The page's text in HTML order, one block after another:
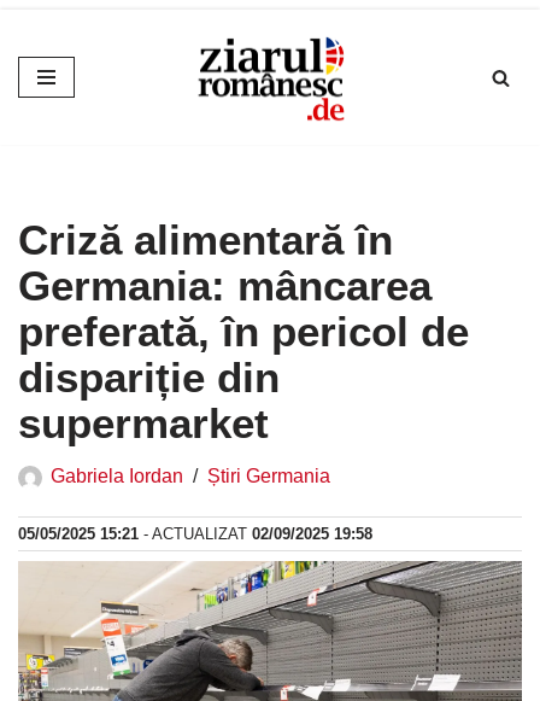
Sari
la
Criză alimentară în
Germania: mâncarea
preferată, în pericol de
dispariție din
supermarket
Gabriela Iordan Știri Germania
05/05/2025 15:21 - ACTUALIZAT 02/09/2025 19:58